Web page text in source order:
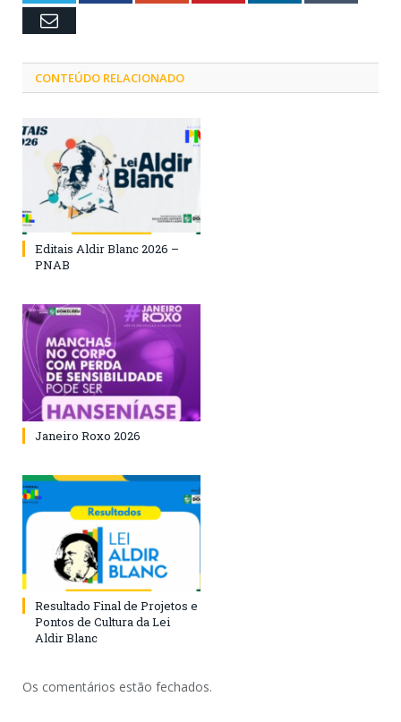
Email
CONTEÚDO RELACIONADO
Editais Aldir Blanc 2026 –
PNAB
Janeiro Roxo 2026
Resultado Final de Projetos e
Pontos de Cultura da Lei
Aldir Blanc
Os comentários estão fechados.